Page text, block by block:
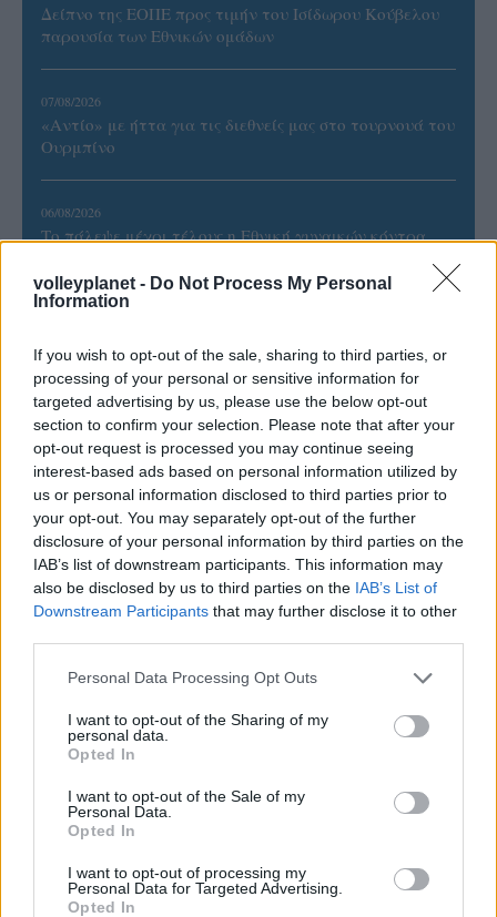
volleyplanet - Do Not Process My Personal
Information
If you wish to opt-out of the sale, sharing to third parties, or
processing of your personal or sensitive information for
targeted advertising by us, please use the below opt-out
section to confirm your selection. Please note that after your
opt-out request is processed you may continue seeing
interest-based ads based on personal information utilized by
us or personal information disclosed to third parties prior to
your opt-out. You may separately opt-out of the further
disclosure of your personal information by third parties on the
IAB’s list of downstream participants. This information may
also be disclosed by us to third parties on the IAB’s List of
Downstream Participants that may further disclose it to other
Please note that this website/app uses one or more Google
not limited to your visit or usage behaviour. You may click to
grant or deny consent to Google and its third-party tags to
use your data for below specified purposes in below Google
consent section.
Personal Data Processing Opt Outs
I want to opt-out of the Sharing of my
personal data.
Opted In
I want to opt-out of the Sale of my
Personal Data.
Opted In
I want to opt-out of processing my
Personal Data for Targeted Advertising.
Opted In
Δείπνο της ΕΟΠΕ προς τιμήν του Ισίδωρου Κούβελου
παρουσία των Εθνικών ομάδων
07/08/2026
«Αντίο» με ήττα για τις διεθνείς μας στο τουρνουά του
Ουρμπίνο
06/08/2026
Το πάλεψε μέχρι τέλους η Εθνική γυναικών κόντρα
Η FIVB σχεδιάζει να διοργανώσει το Παγκόσμιο
Πρωτάθλημα τον Δεκέμβριο – Αντιδρούν οι σύλλογοι
06/08/2026
Έτοιμη για… υψηλές πτήσεις η Μπενφίκα του Ψάρρα
με τον «Ιπτάμενο Ολλανδό» Βίλτενμπουργκ
ΓΝΩΜΕΣ
11/03/2026
ευρωπαϊκό ραντεβού του